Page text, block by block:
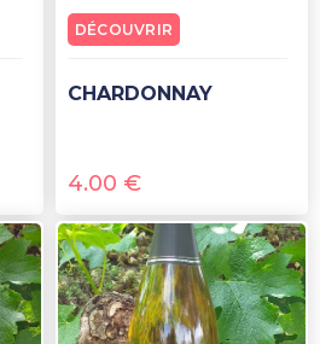
CHARDONNAY
4.00 €
DÉCOUVRIR